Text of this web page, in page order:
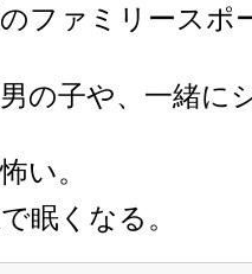
ファミリースポ
の子や、一緒に
い。
眠くなる。